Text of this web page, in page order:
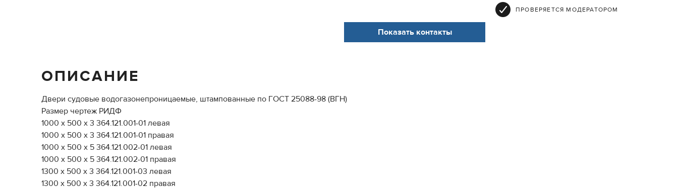
ПРОВЕРЯЕТСЯ МОДЕРАТОРОМ
Показать контакты
ОПИСАНИЕ
Двери судовые водогазонепроницаемые, штампованные по ГОСТ 25088-98 (ВГН)
Размер чертеж РИДФ
1000 х 500 х 3 364.121.001-01 левая
1000 х 500 х 3 364.121.001-01 правая
1000 х 500 х 5 364.121.002-01 левая
1000 х 500 х 5 364.121.002-01 правая
1300 х 500 х 3 364.121.001-03 левая
1300 х 500 х 3 364.121.001-02 правая